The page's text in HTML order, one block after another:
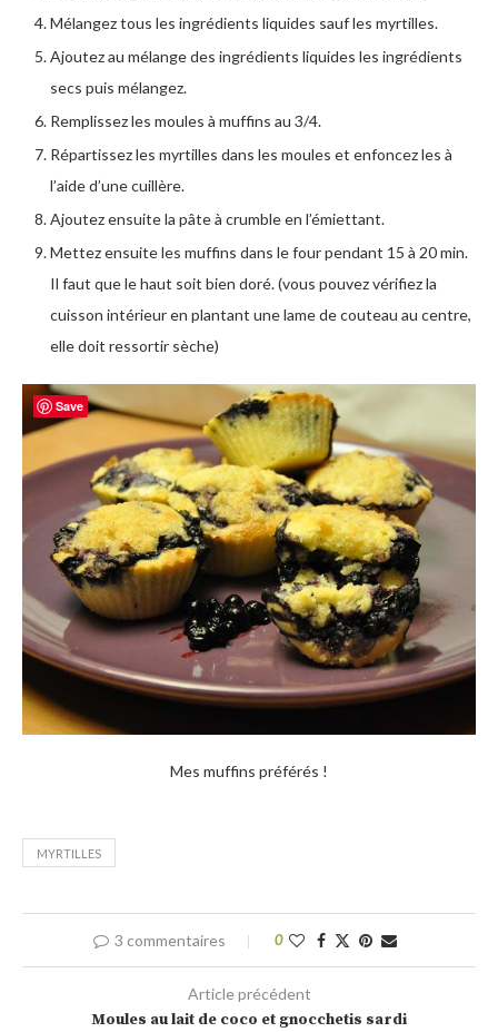
Mélangez tous les ingrédients liquides sauf les myrtilles.
Ajoutez au mélange des ingrédients liquides les ingrédients
secs puis mélangez.
Remplissez les moules à muffins au 3/4.
Répartissez les myrtilles dans les moules et enfoncez les à
l’aide d’une cuillère.
Ajoutez ensuite la pâte à crumble en l’émiettant.
Mettez ensuite les muffins dans le four pendant 15 à 20 min.
Il faut que le haut soit bien doré. (vous pouvez vérifiez la
cuisson intérieur en plantant une lame de couteau au centre,
elle doit ressortir sèche)
Mes muffins préférés !
MYRTILLES
3 commentaires 0
Article précédent
Moules au lait de coco et gnocchetis sardi
Save